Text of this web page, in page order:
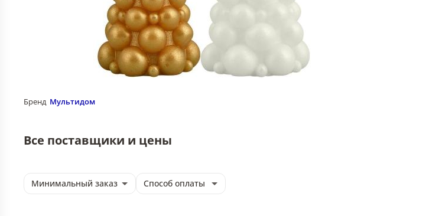
Бренд Мультидом
Все поставщики и цены
Минимальный заказ Способ оплаты